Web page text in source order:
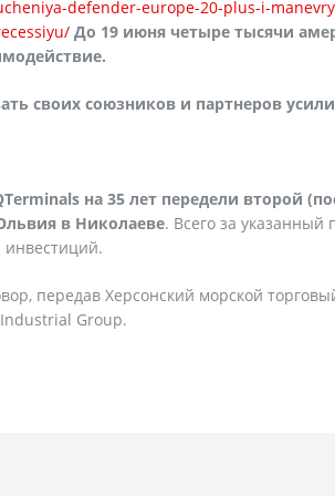
defender-europe-20-plus-i-
До 19 июня четыре тысячи
своих союзников и партнеров
на 35 лет передели второй
в Николаеве. Всего за указанный
инвестиций.
передав Херсонский морской
Group.